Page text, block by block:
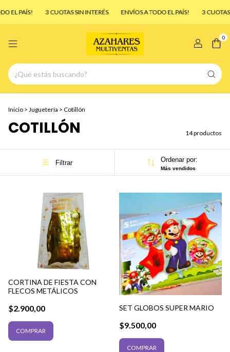
3 CUOTAS SIN INTERÉS ENVÍOS A TODO EL PAÍS! 3 CUOTAS SIN
0
Inicio > Juguetería > Cotillón
COTILLÓN 14 productos
Filtrar Ordenar por:
Más vendidos
CORTINA DE FIESTA CON
FLECOS METÁLICOS
$2.900,00 SET GLOBOS SUPER MARIO
$9.500,00